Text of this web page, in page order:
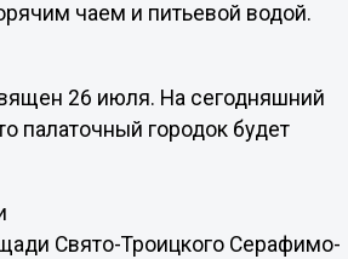
чаем и питьевой водой.
26 июля. На сегодняшний
палаточный городок будет
Свято-Троицкого Серафимо-